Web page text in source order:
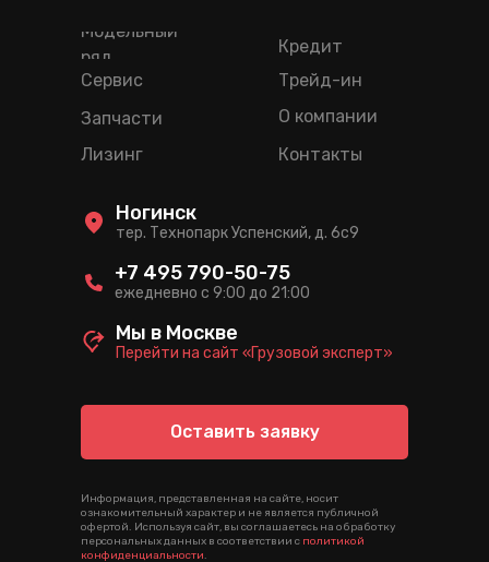
Лизинг
Кредит
Трейд-ин
Модельный
ряд
Сервис
Запчасти
О компании
Контакты
Оставить заявку
Информация, представленная на сайте, носит
ознакомительный характер и не является публичной
офертой. Используя сайт, вы соглашаетесь на обработку
персональных данных в соответствии с политикой
конфиденциальности.
тер. Технопарк Успенский, д. 6c9
Ногинск
ежедневно с 9:00 до 21:00
+7 495 790-50-75
Перейти на сайт «Грузовой эксперт»
Мы в Москве